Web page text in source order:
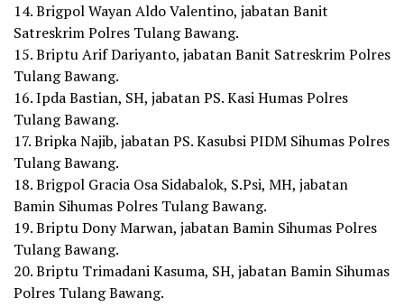
14. Brigpol Wayan Aldo Valentino, jabatan Banit
Satreskrim Polres Tulang Bawang.
15. Briptu Arif Dariyanto, jabatan Banit Satreskrim Polres
Tulang Bawang.
16. Ipda Bastian, SH, jabatan PS. Kasi Humas Polres
Tulang Bawang.
17. Bripka Najib, jabatan PS. Kasubsi PIDM Sihumas Polres
Tulang Bawang.
18. Brigpol Gracia Osa Sidabalok, S.Psi, MH, jabatan
Bamin Sihumas Polres Tulang Bawang.
19. Briptu Dony Marwan, jabatan Bamin Sihumas Polres
Tulang Bawang.
20. Briptu Trimadani Kasuma, SH, jabatan Bamin Sihumas
Polres Tulang Bawang.